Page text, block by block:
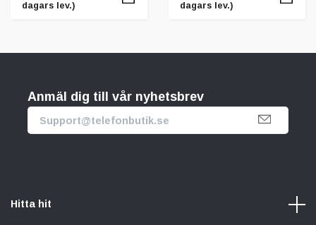
dagars lev.)
dagars lev.)
Anmäl dig till vår nyhetsbrev
Hitta hit